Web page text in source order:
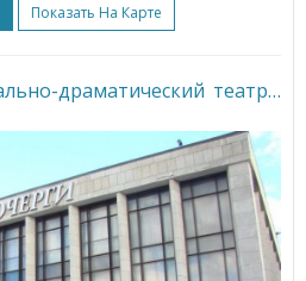
Показать На Карте
Житомирский музыкально-драматический театр•